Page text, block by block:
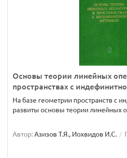
Основы теории линейных
пространствах с
На базе геометрии пространств с
развиты основы теории линейных
Автор:Азизов Т.Я., Иохвидов И.С.